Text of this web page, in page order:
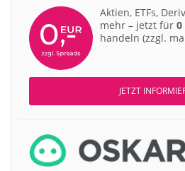
Aktien, ETFs,
mehr – jetzt für 0
handeln (zzgl.
JETZT